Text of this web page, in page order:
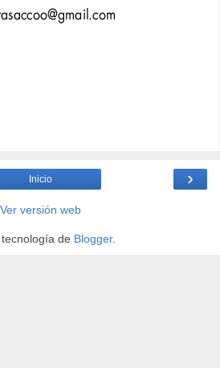
›
Inicio
Ver versión web
de Blogger.